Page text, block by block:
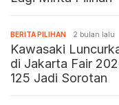
BERITA PILIHAN 2 bulan lalu
Kawasaki
di Jakarta Fair
125 Jadi Sorotan